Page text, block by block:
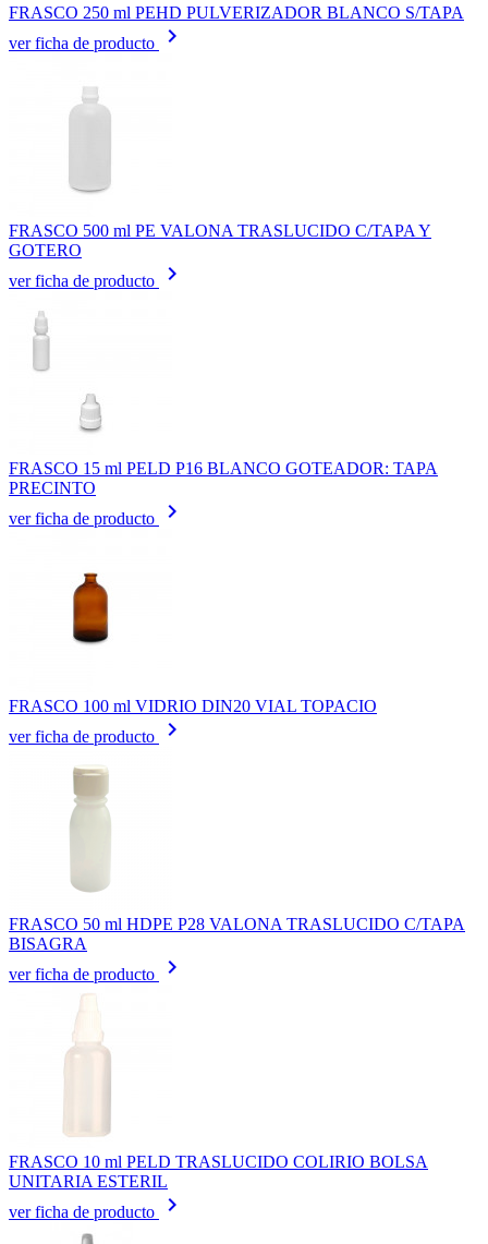
FRASCO 250 ml PEHD PULVERIZADOR BLANCO S/TAPA
ver ficha de producto
keyboard_arrow_right
FRASCO 500 ml PE VALONA TRASLUCIDO C/TAPA Y
GOTERO
ver ficha de producto
keyboard_arrow_right
FRASCO 15 ml PELD P16 BLANCO GOTEADOR: TAPA
PRECINTO
ver ficha de producto
keyboard_arrow_right
FRASCO 100 ml VIDRIO DIN20 VIAL TOPACIO
ver ficha de producto
keyboard_arrow_right
FRASCO 50 ml HDPE P28 VALONA TRASLUCIDO C/TAPA
BISAGRA
ver ficha de producto
keyboard_arrow_right
FRASCO 10 ml PELD TRASLUCIDO COLIRIO BOLSA
UNITARIA ESTERIL
ver ficha de producto
keyboard_arrow_right